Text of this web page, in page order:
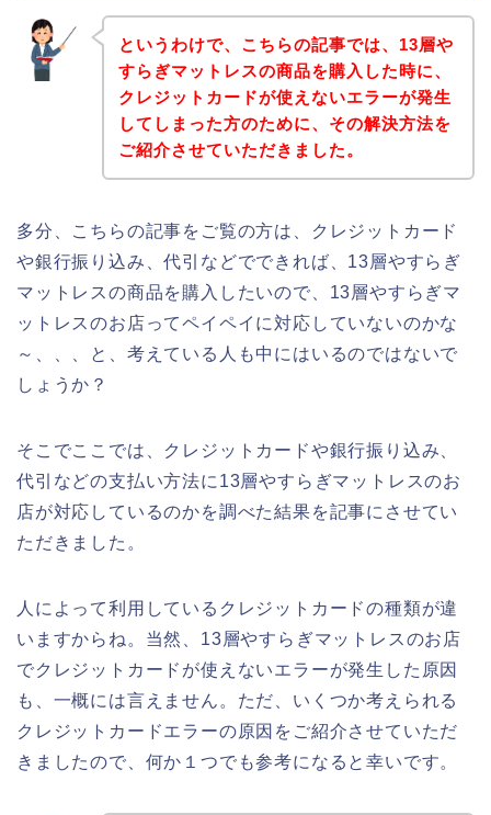
というわけで、こちらの記事では、13層や
すらぎマットレスの商品を購入した時に、
クレジットカードが使えないエラーが発生
してしまった方のために、その解決方法を
ご紹介させていただきました。
多分、こちらの記事をご覧の方は、クレジットカード
や銀行振り込み、代引などでできれば、13層やすらぎ
マットレスの商品を購入したいので、13層やすらぎマ
ットレスのお店ってペイペイに対応していないのかな
～、、、と、考えている人も中にはいるのではないで
しょうか？
そこでここでは、クレジットカードや銀行振り込み、
代引などの支払い方法に13層やすらぎマットレスのお
店が対応しているのかを調べた結果を記事にさせてい
ただきました。
人によって利用しているクレジットカードの種類が違
いますからね。当然、13層やすらぎマットレスのお店
でクレジットカードが使えないエラーが発生した原因
も、一概には言えません。ただ、いくつか考えられる
クレジットカードエラーの原因をご紹介させていただ
きましたので、何か１つでも参考になると幸いです。